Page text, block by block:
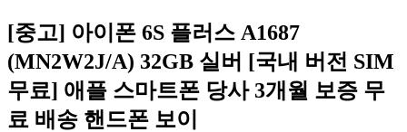
[중고] 아이폰 6S 플러스 A1687
(MN2W2J/A) 32GB 실버 [국내 버전 SIM
무료] 애플 스마트폰 당사 3개월 보증 무
료 배송 핸드폰 보이